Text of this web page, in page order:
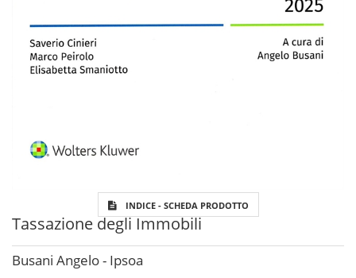
INDICE - SCHEDA PRODOTTO
Tassazione degli Immobili
Busani Angelo - Ipsoa